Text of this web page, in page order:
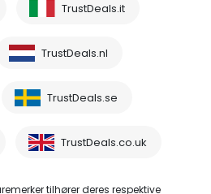
TrustDeals.it
TrustDeals.nl
TrustDeals.se
TrustDeals.co.uk
tilhører deres respektive